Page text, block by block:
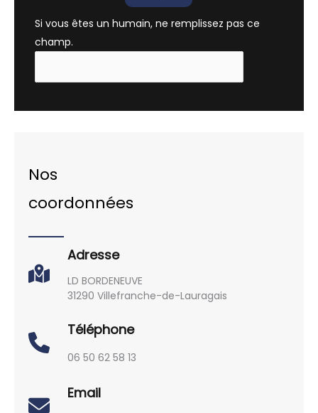
Si vous êtes un humain, ne remplissez pas ce
champ.
Nos
coordonnées
Adresse
LD BORDENEUVE
31290 Villefranche-de-Lauragais
Téléphone
06 50 62 58 13
Email